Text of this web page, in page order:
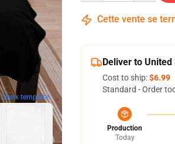
blank template
Cette vente se
Deliver to United
Cost to ship:$6.99
Standard - Order
Production
Today